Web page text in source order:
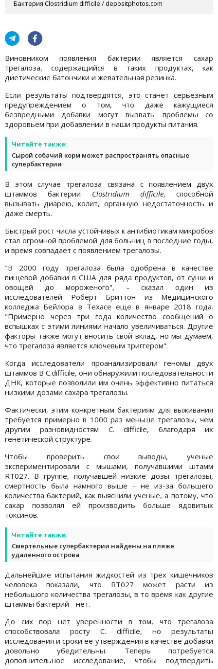
Бактерия Clostridium difficile / depositphotos.com
Виновником появления бактерии является сахар
трегалоза, содержащийся в таких продуктах, как
диетические батончики и жевательная резинка.
Если результаты подтвердятся, это станет серьезным
предупреждением о том, что даже кажущиеся
безвредными добавки могут вызвать проблемы со
здоровьем при добавлении в наши продукты питания.
Читайте также:
Сырой собачий корм может распространять опасные
супербактерии
В этом случае трегалоза связана с появлением двух
штаммов бактерии Clostridium difficile, способной
вызывать диарею, колит, органную недостаточность и
даже смерть.
Быстрый рост числа устойчивых к антибиотикам микробов
стал огромной проблемой для больниц в последние годы,
и время совпадает с появлением трегалозы.
"В 2000 году трегалоза была одобрена в качестве
пищевой добавки в США для ряда продуктов, от суши и
овощей до мороженого", - сказал один из
исследователей Роберт Бриттон из Медицинского
колледжа Бейлора в Техасе еще в январе 2018 года.
"Примерно через три года количество сообщений о
вспышках с этими линиями начало увеличиваться. Другие
факторы также могут вносить свой вклад, но мы думаем,
что трегалоза является ключевым триггером".
Когда исследователи проанализировали геномы двух
штаммов В C.difficile, они обнаружили последовательности
ДНК, которые позволили им очень эффективно питаться
низкими дозами сахара трегалозы.
Фактически, этим конкретным бактериям для выживания
требуется примерно в 1000 раз меньше трегалозы, чем
другим разновидностям C. difficile, благодаря их
генетической структуре.
Чтобы проверить свои выводы, ученые
экспериментировали с мышами, получавшими штамм
RT027. В группе, получавшей низкие дозы трегалозы,
смертность была намного выше - не из-за большего
количества бактерий, как выяснили ученые, а потому, что
сахар позволял ей производить больше ядовитых
токсинов.
Читайте также:
Смертельные супербактерии найдены на пляже
удаленного острова
Дальнейшие испытания жидкостей из трех кишечников
человека показали, что RT027 может расти из
небольшого количества трегалозы, в то время как другие
штаммы бактерий - нет.
До сих пор нет уверенности в том, что трегалоза
способствовала росту C. difficile, но результаты
исследования и сроки ее утверждения в качестве добавки
довольно убедительны. Теперь потребуется
дополнительное исследование, чтобы подтвердить